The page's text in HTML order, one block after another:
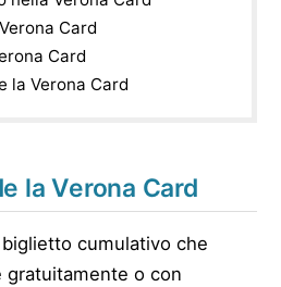
Card
Card
la Verona Card
la Verona Card
cumulativo che
gratuitamente o con